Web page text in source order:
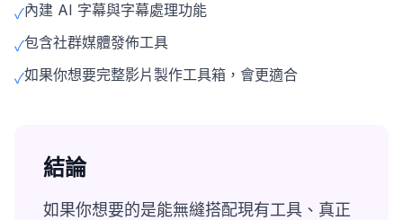
✓內建 AI 字幕與字幕處理功能
✓包含社群媒體發佈工具
✓如果你想要完整影片製作工具箱，會更適合
結論
如果你想要的是能無縫搭配現有工具、真正